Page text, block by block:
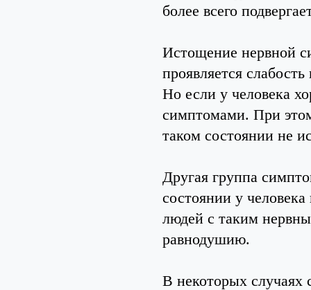
более всего
Истощение нервной
проявляется
Но если у человека
симптомами. При
таком состоянии не
Другая группа
состоянии у
людей с таким
равнодушию.
В некоторых